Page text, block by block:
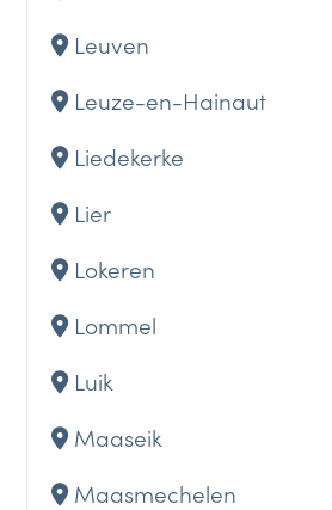
Leuven
Leuze-en-Hainaut
Liedekerke
Lier
Lokeren
Lommel
Luik
Maaseik
Maasmechelen